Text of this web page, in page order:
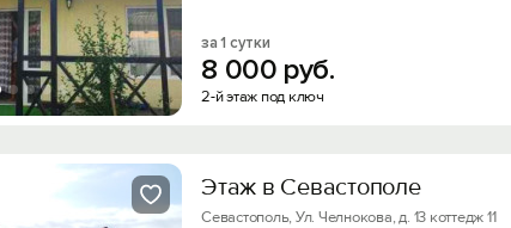
за 1 сутки
8 000 руб.
2-й этаж под ключ
Этаж в Севастополе
Севастополь, Ул. Челнокова, д. 13 коттедж 11